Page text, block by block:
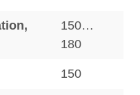
150…
180
150